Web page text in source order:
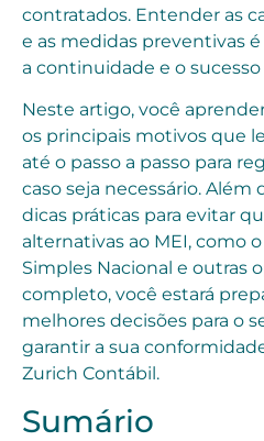
contratados. Entender as
e as medidas preventivas
a continuidade e o
Neste artigo, você
os principais motivos que
até o passo a passo para
caso seja necessário. Além
dicas práticas para evitar
alternativas ao MEI, como
Simples Nacional e outras
completo, você estará
melhores decisões para o
garantir a sua
Zurich Contábil.
Sumário